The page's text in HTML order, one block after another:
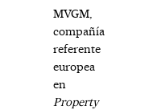
MVGM,
compañía
referente
europea
en
Property